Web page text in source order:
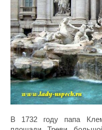
В 1732 году папа